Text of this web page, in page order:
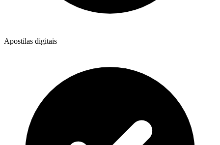
Apostilas digitais